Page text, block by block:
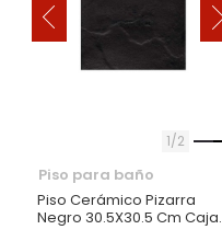
‹ ›
1 2
Piso para baño
Piso Cerámico Pizarra
Negro 30.5X30.5 Cm Caja